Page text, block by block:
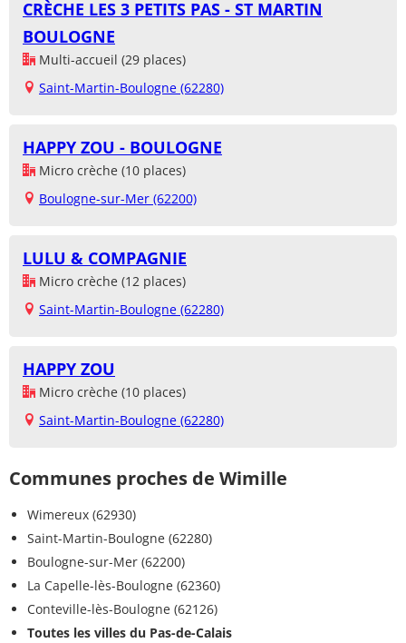
CRÈCHE LES 3 PETITS PAS - ST MARTIN
BOULOGNE
Multi-accueil (29 places)
Saint-Martin-Boulogne (62280)
HAPPY ZOU - BOULOGNE
Micro crèche (10 places)
Boulogne-sur-Mer (62200)
LULU & COMPAGNIE
Micro crèche (12 places)
Saint-Martin-Boulogne (62280)
HAPPY ZOU
Micro crèche (10 places)
Saint-Martin-Boulogne (62280)
Communes proches de Wimille
Wimereux (62930)
Saint-Martin-Boulogne (62280)
Boulogne-sur-Mer (62200)
La Capelle-lès-Boulogne (62360)
Conteville-lès-Boulogne (62126)
Toutes les villes du Pas-de-Calais